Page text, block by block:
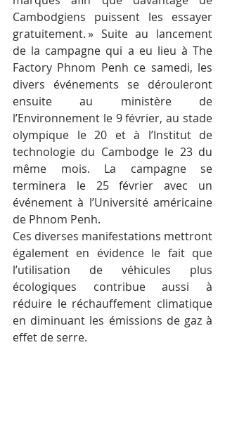
Cambodgiens puissent les essayer
gratuitement. » Suite au lancement
de la campagne qui a eu lieu à The
Factory Phnom Penh ce samedi, les
divers événements se dérouleront
ensuite au ministère de
l’Environnement le 9 février, au stade
olympique le 20 et à l’Institut de
technologie du Cambodge le 23 du
même mois. La campagne se
terminera le 25 février avec un
événement à l’Université américaine
de Phnom Penh.
Ces diverses manifestations mettront
également en évidence le fait que
l’utilisation de véhicules plus
écologiques contribue aussi à
réduire le réchauffement climatique
en diminuant les émissions de gaz à
effet de serre.